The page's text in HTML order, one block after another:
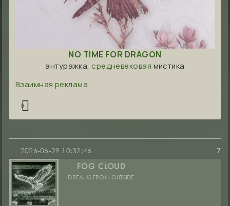
NO TIME FOR DRAGON
антуражка, средневековая мистика
Взаимная реклама
0
7
2026-06-29 10:32:46
FOG CLOUD
DREAMS FROM OUTSIDE